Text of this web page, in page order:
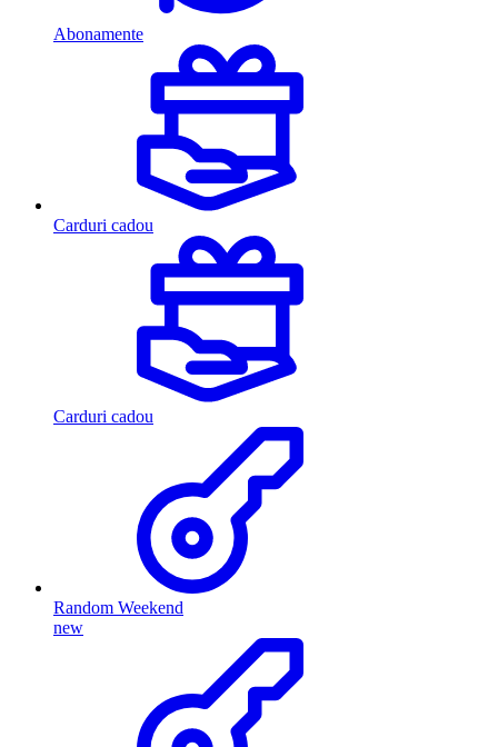
Abonamente
Carduri cadou
Carduri cadou
Random Weekend
new